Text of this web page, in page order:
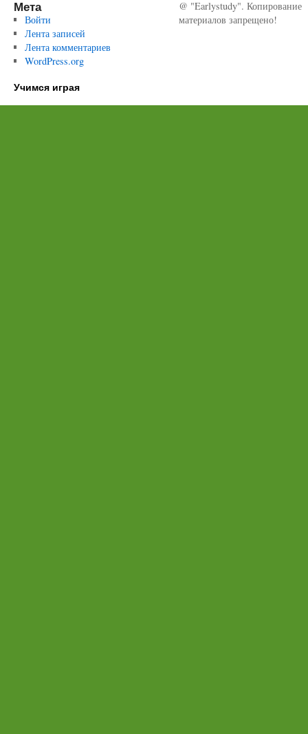
Мета
Войти
Лента записей
Лента комментариев
WordPress.org
@ "Earlystudy". Копирование
материалов запрещено!
Учимся играя